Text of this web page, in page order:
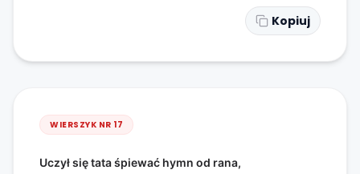
Kopiuj
WIERSZYK NR 17
Uczył się tata śpiewać hymn od rana,